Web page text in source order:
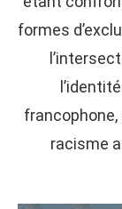
formes
francophone,
racisme